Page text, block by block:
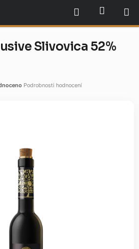
Hledat
Slivovica 52%
Podrobnosti hodnocení